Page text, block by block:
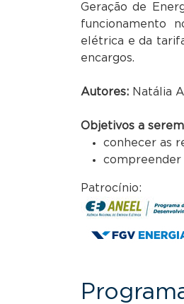
Geração de
funcionamento
elétrica e da
encargos.
Autores: Natália
Objetivos a
conhecer as
compreender
Patrocínio: